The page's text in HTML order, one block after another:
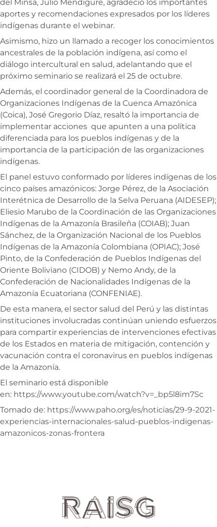
del Minsa, Julio Mendigure, agradeció los importantes
aportes y recomendaciones expresados por los líderes
indígenas durante el webinar.
Asimismo, hizo un llamado a recoger los conocimientos
ancestrales de la población indígena, así como el
diálogo intercultural en salud, adelantando que el
próximo seminario se realizará el 25 de octubre.
Además, el coordinador general de la Coordinadora de
Organizaciones Indígenas de la Cuenca Amazónica
(Coica), José Gregorio Díaz, resaltó la importancia de
implementar acciones que apunten a una política
diferenciada para los pueblos indígenas y de la
importancia de la participación de las organizaciones
indígenas.
El panel estuvo conformado por líderes indígenas de los
cinco países amazónicos: Jorge Pérez, de la Asociación
Interétnica de Desarrollo de la Selva Peruana (AIDESEP);
Eliesio Marubo de la Coordinación de las Organizaciones
Indígenas de la Amazonía Brasileña (COIAB); Juan
Sánchez, de la Organización Nacional de los Pueblos
Indígenas de la Amazonía Colombiana (OPIAC); José
Pinto, de la Confederación de Pueblos Indígenas del
Oriente Boliviano (CIDOB) y Nemo Andy, de la
Confederación de Nacionalidades Indígenas de la
Amazonía Ecuatoriana (CONFENIAE).
De esta manera, el sector salud del Perú y las distintas
instituciones involucradas continúan uniendo esfuerzos
para compartir experiencias de intervenciones efectivas
de los Estados en materia de mitigación, contención y
vacunación contra el coronavirus en pueblos indígenas
de la Amazonía.
El seminario está disponible
en: https://www.youtube.com/watch?v=_bp5l8im7Sc
Tomado de: https://www.paho.org/es/noticias/29-9-2021-
experiencias-internacionales-salud-pueblos-indigenas-
amazonicos-zonas-frontera